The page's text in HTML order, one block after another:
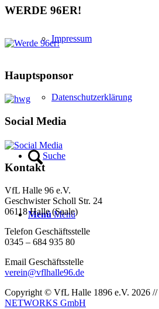
Impressum
Datenschutzerklärung
Suche
Menü Menü
WERDE 96ER!
Hauptsponsor
Social Media
Kontakt
VfL Halle 96 e.V.
Geschwister Scholl Str. 24
06118 Halle (Saale)
Telefon Geschäftsstelle
0345 – 684 935 80
Email Geschäftsstelle
verein@vflhalle96.de
Copyright © VfL Halle 1896 e.V. 2026 //
NETWORKS GmbH